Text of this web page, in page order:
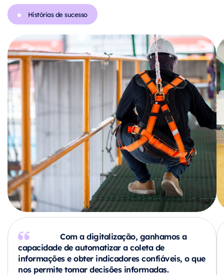
Histórias de sucesso
Com a digitalização, ganhamos a
capacidade de automatizar a coleta de
informações e obter indicadores confiáveis, o que
nos permite tomar decisões informadas.